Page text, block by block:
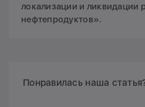
локализации и ликвидации
нефтепродуктов».
Понравилась наша